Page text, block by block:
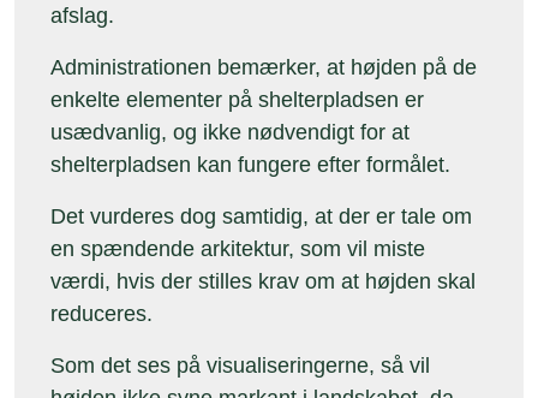
afslag.
Administrationen bemærker, at højden på de
enkelte elementer på shelterpladsen er
usædvanlig, og ikke nødvendigt for at
shelterpladsen kan fungere efter formålet.
Det vurderes dog samtidig, at der er tale om
en spændende arkitektur, som vil miste
værdi, hvis der stilles krav om at højden skal
reduceres.
Som det ses på visualiseringerne, så vil